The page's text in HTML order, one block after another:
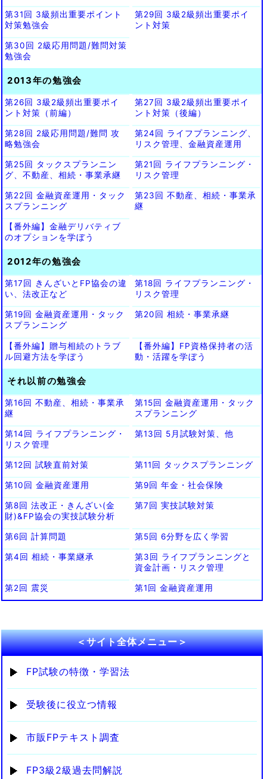
第31回 3級頻出重要ポイント
対策勉強会
第29回 3級2級頻出重要ポイ
ント対策
第30回 2級応用問題/難問対策
勉強会
2013年の勉強会
第26回 3級2級頻出重要ポイ
ント対策（前編）
第27回 3級2級頻出重要ポイ
ント対策（後編）
第28回 2級応用問題/難問 攻
略勉強会
第24回 ライフプランニング、
リスク管理、金融資産運用
第25回 タックスプランニン
グ、不動産、相続・事業承継
第21回 ライフプランニング・
リスク管理
第22回 金融資産運用・タック
スプランニング
第23回 不動産、相続・事業承
継
【番外編】金融デリバティブ
のオプションを学ぼう
2012年の勉強会
第17回 きんざいとFP協会の違
い、法改正など
第18回 ライフプランニング・
リスク管理
第19回 金融資産運用・タック
スプランニング
第20回 相続・事業承継
【番外編】贈与相続のトラブ
ル回避方法を学ぼう
【番外編】FP資格保持者の活
動・活躍を学ぼう
それ以前の勉強会
第16回 不動産、相続・事業承
継
第15回 金融資産運用・タック
スプランニング
第14回 ライフプランニング・
リスク管理
第13回 5月試験対策、他
第12回 試験直前対策 第11回 タックスプランニング
第10回 金融資産運用 第9回 年金・社会保険
第8回 法改正・きんざい(金
財)&FP協会の実技試験分析
第7回 実技試験対策
第6回 計算問題 第5回 6分野を広く学習
第4回 相続・事業継承
第3回 ライフプランニングと
資金計画・リスク管理
第2回 震災 第1回 金融資産運用
＜サイト全体メニュー＞
FP試験の特徴・学習法
受験後に役立つ情報
市販FPテキスト調査
FP3級2級過去問解説